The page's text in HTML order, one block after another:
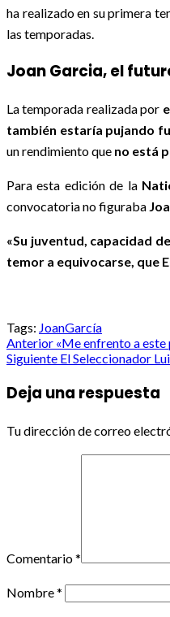
ha realizado en su primera
las temporadas.
Joan Garcia, el
La temporada realizada por
también estaría pujando
un rendimiento que no está
Para esta edición de la
convocatoria no figuraba
«Su juventud, capacidad
temor a equivocarse, que
Tags: JoanGarcía
Post
Anterior «Me enfrento a
Siguiente El Seleccionador
Deja una respuesta
Tu dirección de correo
Comentario*
Nombre*